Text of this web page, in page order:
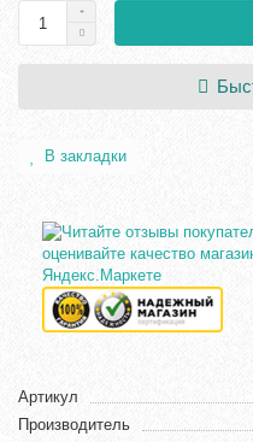
В закладки
Артикул
Производитель